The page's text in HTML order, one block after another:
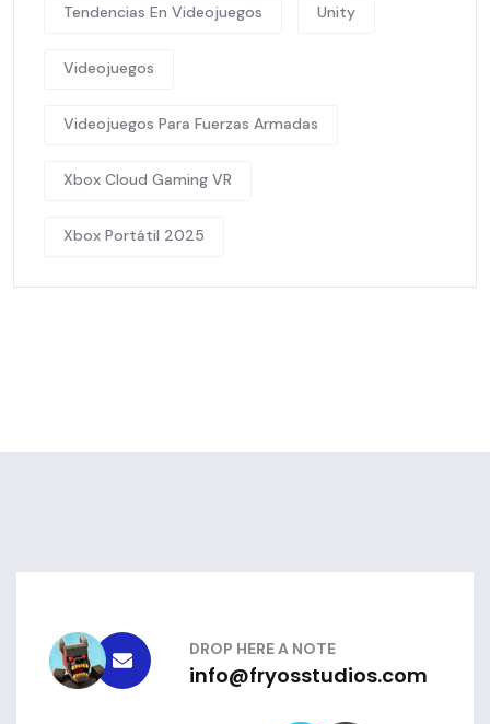
Tendencias En Videojuegos Unity
Videojuegos
Videojuegos Para Fuerzas Armadas
Xbox Cloud Gaming VR
Xbox Portátil 2025
DROP HERE A NOTE
info@fryosstudios.com